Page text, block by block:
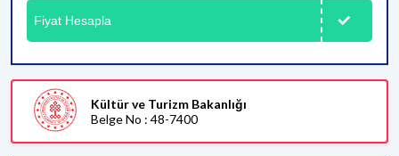
Fiyat Hesapla
Kültür ve Turizm Bakanlığı
Belge No : 48-7400